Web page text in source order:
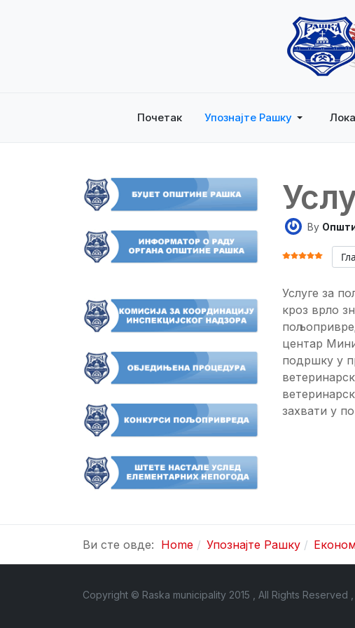
Почетак Упознајте Рашку
By
ОЦЕНА
Услуге за
кроз врло
центар
подршку у
захвати у
Ви сте овде: Home Упознајте Рашку
Copyright © Raska municipality 2015 , All Rights Reserved